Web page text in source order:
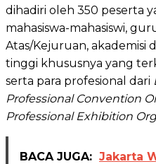
dihadiri oleh 350 peserta
mahasiswa-mahasiswi,
Atas/Kejuruan, akademisi
tinggi khususnya yang
serta para profesional dari
Professional Convention
Professional Exhibition
BACA JUGA: Jakarta